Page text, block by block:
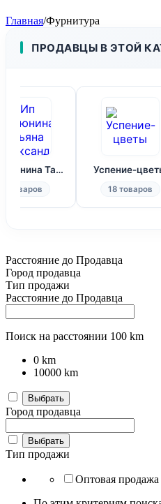
Главная/Фурнитура
ПРОДАВЦЫ В ЭТОЙ
Ип Матюнина Татьяна Александровна
3 товаров
Успение-
18 товаров
Расстояние до Продавца
Город продавца
Тип продажи
Расстояние до Продавца
Поиск на расстоянии 100 km
0 km
10000 km
Выбрать
Город продавца
Выбрать
Тип продажи
Оптовая продажа